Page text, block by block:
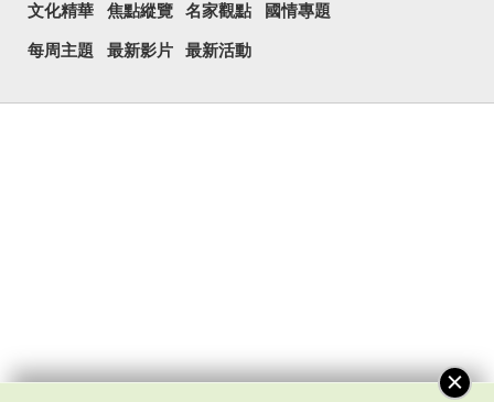
文化精華 焦點縱覽 名家觀點 國情專題
每周主題 最新影片 最新活動